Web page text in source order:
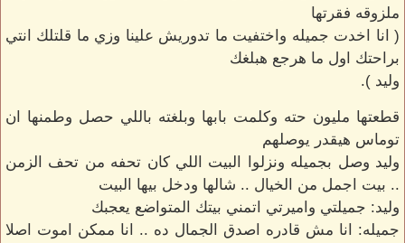
ملزوقه فقرتها
( انا اخدت جميله واختفيت ما تدوريش علينا وزي ما قلتلك انتي
براحتك اول ما هرجع هبلغك
وليد ).
قطعتها مليون حته وكلمت بابها وبلغته باللي حصل وطمنها ان
توماس هيقدر يوصلهم
وليد وصل بجميله ونزلوا البيت اللي كان تحفه من تحف الزمن
.. بيت اجمل من الخيال .. شالها ودخل بيها البيت
وليد: جميلتي واميرتي اتمني بيتك المتواضع يعجبك
جميله: انا مش قادره اصدق الجمال ده .. انا ممكن اموت اصلا